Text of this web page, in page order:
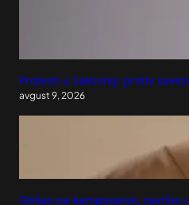
Protesti u Saksoniji protiv
avgust 9, 2026
Otišao na kampovanje, završio